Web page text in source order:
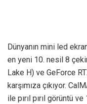
Dünyanın mini led
en yeni 10. nesil 8
Lake H) ve GeForce
karşımıza çıkıyor.
ile pırıl pırıl görüntü